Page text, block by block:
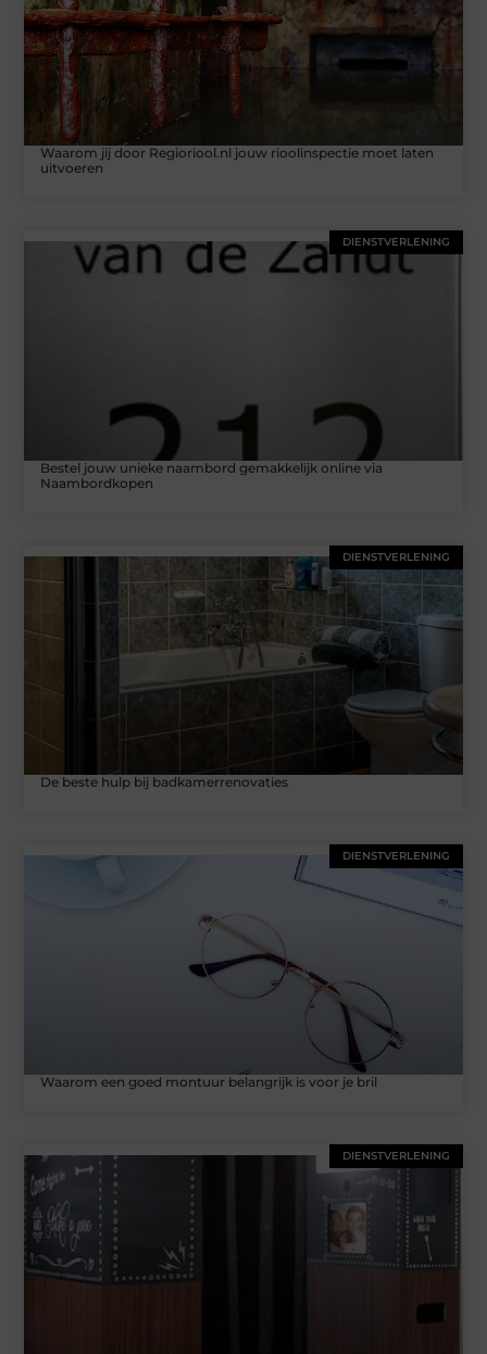
Waarom jij door Regioriool.nl jouw rioolinspectie moet laten
uitvoeren
DIENSTVERLENING
Bestel jouw unieke naambord gemakkelijk online via
Naambordkopen
DIENSTVERLENING
De beste hulp bij badkamerrenovaties
DIENSTVERLENING
Waarom een goed montuur belangrijk is voor je bril
DIENSTVERLENING